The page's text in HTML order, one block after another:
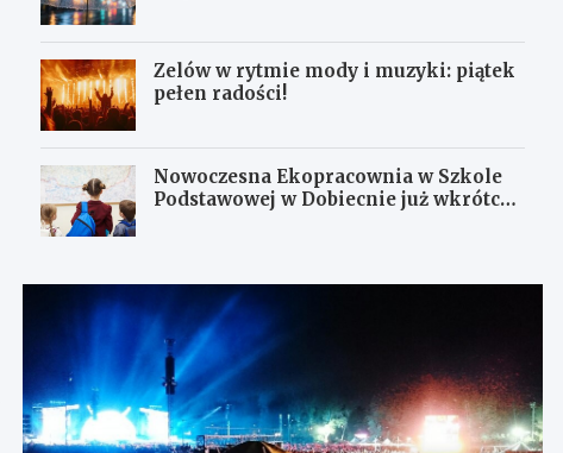
Zelów w rytmie mody i muzyki: piątek
pełen radości!
Nowoczesna Ekopracownia w Szkole
Podstawowej w Dobiecnie już wkrótce